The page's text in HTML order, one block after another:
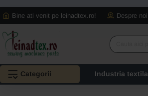
Bine ati venit pe leinadtex.ro! Despre noi
Cauta
dorit...
Categorii Industria textila